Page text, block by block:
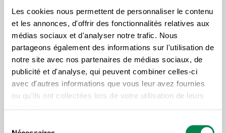
Les cookies nous permettent de personnaliser le contenu
et les annonces, d'offrir des fonctionnalités relatives aux
médias sociaux et d'analyser notre trafic. Nous
partageons également des informations sur l'utilisation de
notre site avec nos partenaires de médias sociaux, de
publicité et d'analyse, qui peuvent combiner celles-ci
avec d'autres informations que vous leur avez fournies
ou qu'ils ont collectées lors de votre utilisation de leurs
Bien qu’elle ne réponde pas à la revendication
syndicale des douze meilleures semaines,
l’application de la méthode des quatorze meilleures
semaines aux fins du calcul du taux prestations
représente un pas en avant. De même, l’ajout d’un
critère permettant de rendre admissible à des
prestations une personne qui effectuerait au moins
semaines, sans égard au taux de chômage de sa